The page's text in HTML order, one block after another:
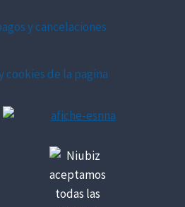
y cancelaciones
cookies de la pagina